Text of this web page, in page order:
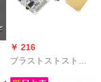
mに延長します。
￥ 216
ブラストストストス